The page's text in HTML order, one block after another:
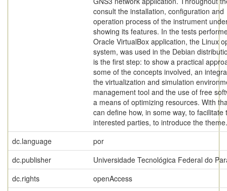
consult the installation, configuration and
operation process of the instrument
showing its features. In the tests
Oracle VirtualBox application, the Linux
system, was used in the Debian
is the first step: to show a practical
some of the concepts involved, an
the virtualization and simulation
management tool and the use of free
a means of optimizing resources. With
can define how, in some way, to facilitate
interested parties, to introduce the theme.
dc.language
por
dc.publisher
Universidade Tecnológica Federal do
dc.rights
openAccess